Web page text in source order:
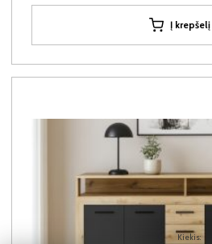
Kiekis:
Į krepšelį